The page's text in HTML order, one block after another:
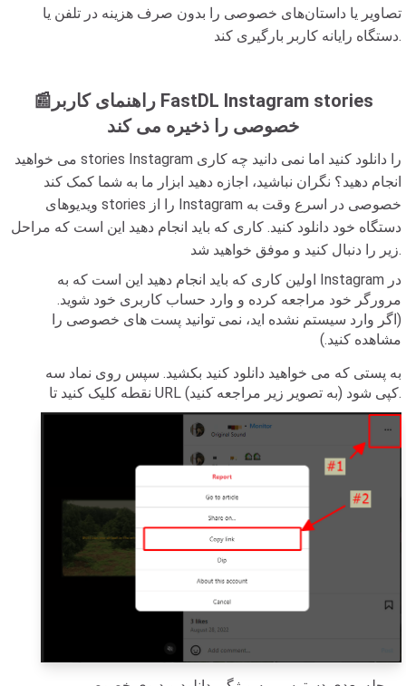
تصاویر یا داستان‌های خصوصی را بدون صرف هزینه در تلفن یا
دستگاه رایانه کاربر بارگیری کند.
📰راهنمای کاربر FastDL Instagram stories
خصوصی را ذخیره می کند
می خواهید stories Instagram را دانلود کنید اما نمی دانید چه کاری
انجام دهید؟ نگران نباشید، اجازه دهید ابزار ما به شما کمک کند
ویدیوهای stories را از Instagram خصوصی در اسرع وقت به
دستگاه خود دانلود کنید. کاری که باید انجام دهید این است که مراحل
زیر را دنبال کنید و موفق خواهید شد.
اولین کاری که باید انجام دهید این است که به Instagram در
مرورگر خود مراجعه کرده و وارد حساب کاربری خود شوید.
(اگر وارد سیستم نشده اید، نمی توانید پست های خصوصی را
مشاهده کنید.)
به پستی که می خواهید دانلود کنید بکشید. سپس روی نماد سه
نقطه کلیک کنید تا URL کپی شود (به تصویر زیر مراجعه کنید).